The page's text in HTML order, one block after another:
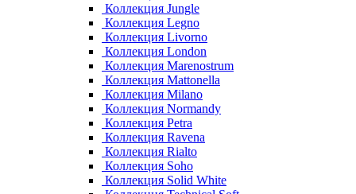
Коллекция Jungle
Коллекция Legno
Коллекция Livorno
Коллекция London
Коллекция Marenostrum
Коллекция Mattonella
Коллекция Milano
Коллекция Normandy
Коллекция Petra
Коллекция Ravena
Коллекция Rialto
Коллекция Soho
Коллекция Solid White